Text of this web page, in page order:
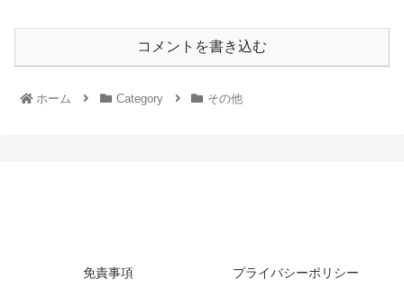
コメントを書き込む
ホーム Category その他
免責事項
プライバシーポリシー